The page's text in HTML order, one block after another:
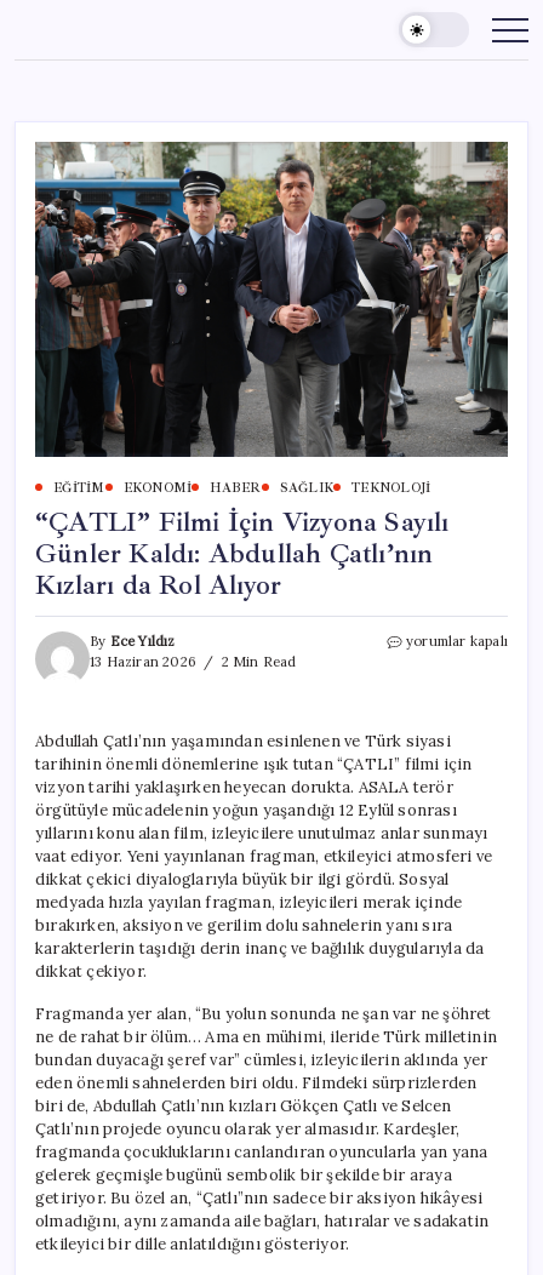
content
EĞITIM EKONOMI HABER SAĞLIK TEKNOLOJI
“ÇATLI” Filmi İçin Vizyona Sayılı
Günler Kaldı: Abdullah Çatlı’nın
Kızları da Rol Alıyor
By Ece Yıldız
13 Haziran 2026
2 Min Read
“ÇATLI”
Günler
Kaldı:
Abdullah
Çatlı’nın
Rol
Alıyor
için
yorumlar kapalı
Abdullah Çatlı’nın yaşamından esinlenen ve Türk siyasi
tarihinin önemli dönemlerine ışık tutan “ÇATLI” filmi için
vizyon tarihi yaklaşırken heyecan dorukta. ASALA terör
örgütüyle mücadelenin yoğun yaşandığı 12 Eylül sonrası
yıllarını konu alan film, izleyicilere unutulmaz anlar sunmayı
vaat ediyor. Yeni yayınlanan fragman, etkileyici atmosferi ve
dikkat çekici diyaloglarıyla büyük bir ilgi gördü. Sosyal
medyada hızla yayılan fragman, izleyicileri merak içinde
bırakırken, aksiyon ve gerilim dolu sahnelerin yanı sıra
karakterlerin taşıdığı derin inanç ve bağlılık duygularıyla da
dikkat çekiyor.
Fragmanda yer alan, “Bu yolun sonunda ne şan var ne şöhret
ne de rahat bir ölüm… Ama en mühimi, ileride Türk milletinin
bundan duyacağı şeref var” cümlesi, izleyicilerin aklında yer
eden önemli sahnelerden biri oldu. Filmdeki sürprizlerden
biri de, Abdullah Çatlı’nın kızları Gökçen Çatlı ve Selcen
Çatlı’nın projede oyuncu olarak yer almasıdır. Kardeşler,
fragmanda çocukluklarını canlandıran oyuncularla yan yana
gelerek geçmişle bugünü sembolik bir şekilde bir araya
getiriyor. Bu özel an, “Çatlı”nın sadece bir aksiyon hikâyesi
olmadığını, aynı zamanda aile bağları, hatıralar ve sadakatin
etkileyici bir dille anlatıldığını gösteriyor.